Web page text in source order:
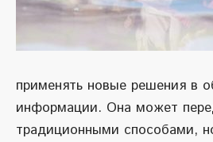
применять новые решения в
информации. Она может
традиционными способами,